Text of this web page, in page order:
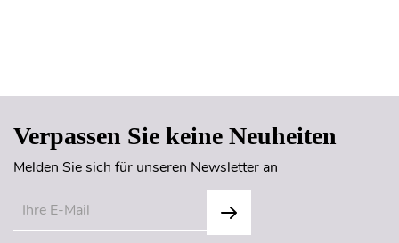
Verpassen Sie keine Neuheiten
Melden Sie sich für unseren Newsletter an